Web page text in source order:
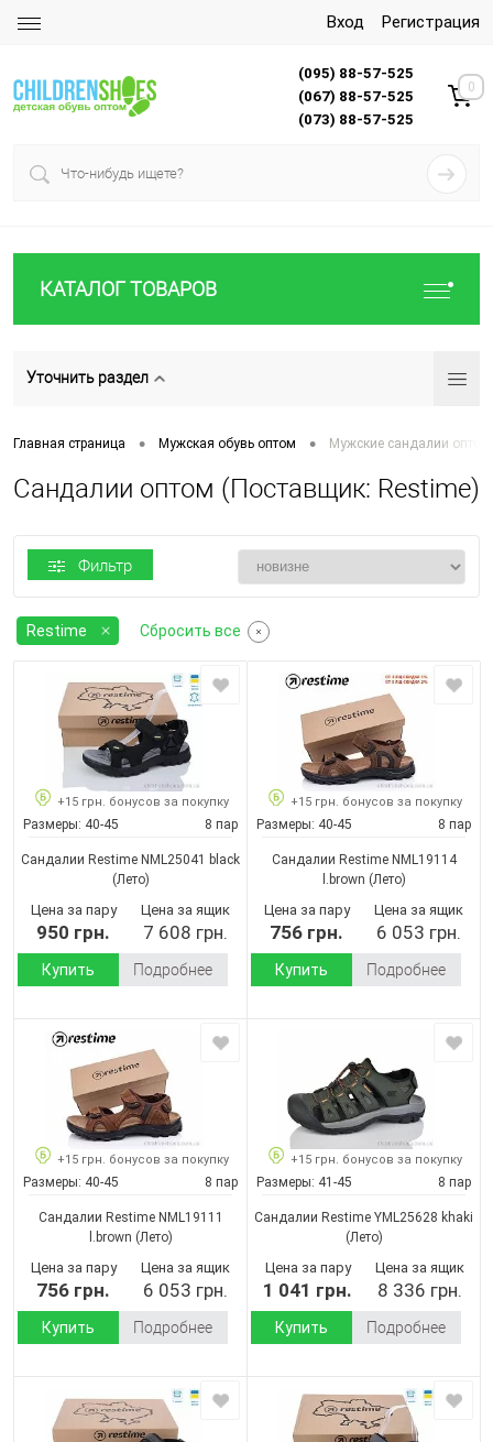
Вход Регистрация
(095) 88-57-525
(067) 88-57-525
(073) 88-57-525
0
КАТАЛОГ ТОВАРОВ
Уточнить раздел
Главная страница • Мужская обувь оптом • Мужские сандалии оптом
Сандалии оптом (Поставщик: Restime)
Фильтр
Restime Сбросить все
+15 грн. бонусов за покупку
Размеры: 40-45 8 пар
Сандалии Restime NML25041 black
(Лето)
Цена за пару
950 грн.
Цена за ящик
7 608 грн.
Купить Подробнее
+15 грн. бонусов за покупку
Размеры: 40-45 8 пар
Сандалии Restime NML19114
l.brown (Лето)
Цена за пару
756 грн.
Цена за ящик
6 053 грн.
Купить Подробнее
+15 грн. бонусов за покупку
Размеры: 40-45 8 пар
Сандалии Restime NML19111
l.brown (Лето)
Цена за пару
756 грн.
Цена за ящик
6 053 грн.
Купить Подробнее
+15 грн. бонусов за покупку
Размеры: 41-45 8 пар
Сандалии Restime YML25628 khaki
(Лето)
Цена за пару
1 041 грн.
Цена за ящик
8 336 грн.
Купить Подробнее